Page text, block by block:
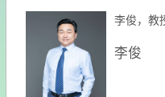
李俊，教
李俊